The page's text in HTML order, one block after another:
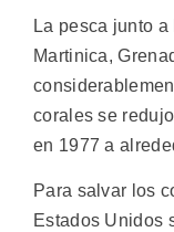
La pesca junto
Martinica,
corales se
en 1977 a
Para salvar los
Estados Unidos